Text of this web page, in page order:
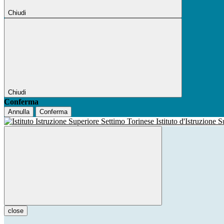
Chiudi
Chiudi
Conferma
Annulla Conferma
Istituto d'Istruzione
close